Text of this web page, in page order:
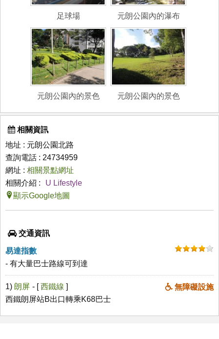
足球場 元朗公園內的瀑布
元朗公園內的景色 元朗公園內的景色
相關資訊
地址 : 元朗公園北路
查詢電話 : 24734959
網址 : 相關景點網址
相關介紹 :
U Lifestyle
顯示Google地圖
交通資訊
易達指數
- 有大量巴士路線可到達
1) 朗屏 無障礙設施
- [西鐵線 ]
西鐵朗屏站B出口轉乘K68巴士